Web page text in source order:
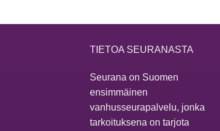
TIETOA SEURANASTA
Seurana on Suomen
ensimmäinen
vanhusseurapalvelu, jonka
tarkoituksena on tarjota